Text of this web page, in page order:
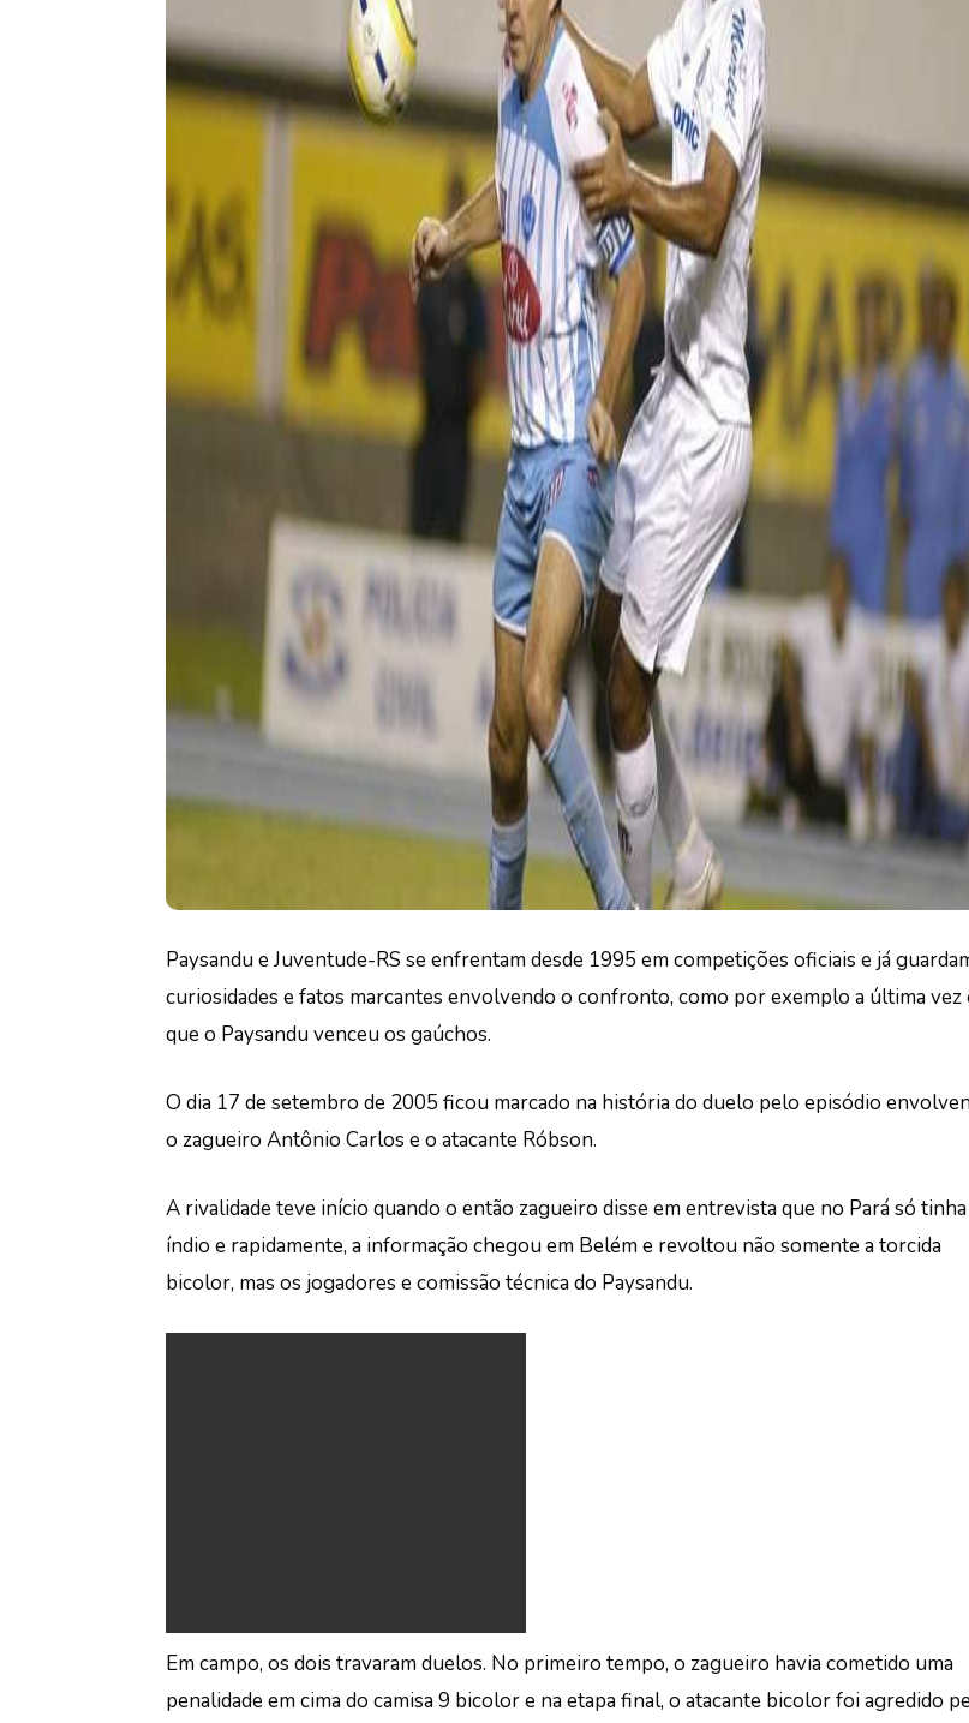
Paysandu e Juventude-RS se enfrentam desde 1995 em competições oficiais e já
curiosidades e fatos marcantes envolvendo o confronto, como por exemplo a última vez
que o Paysandu venceu os gaúchos.
O dia 17 de setembro de 2005 ficou marcado na história do duelo pelo episódio
o zagueiro Antônio Carlos e o atacante Róbson.
A rivalidade teve início quando o então zagueiro disse em entrevista que no Pará só tinha
índio e rapidamente, a informação chegou em Belém e revoltou não somente a torcida
bicolor, mas os jogadores e comissão técnica do Paysandu.
Em campo, os dois travaram duelos. No primeiro tempo, o zagueiro havia cometido uma
penalidade em cima do camisa 9 bicolor e na etapa final, o atacante bicolor foi agredido